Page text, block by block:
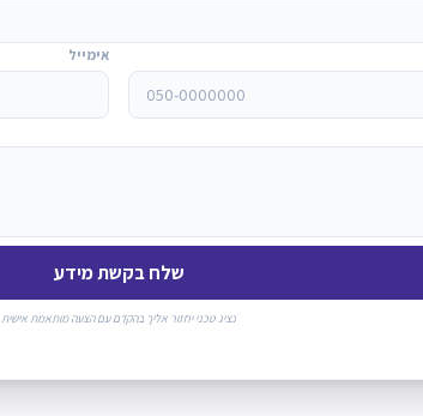
אימייל
שלח בקשת מידע
נציג טכני יחזור אליך בהקדם עם הצעה מותאמת אישית